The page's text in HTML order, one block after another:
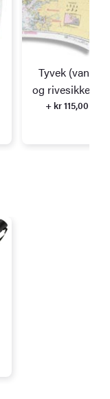
Tyvek (vann
og rivesikkert)
+ kr 115,00